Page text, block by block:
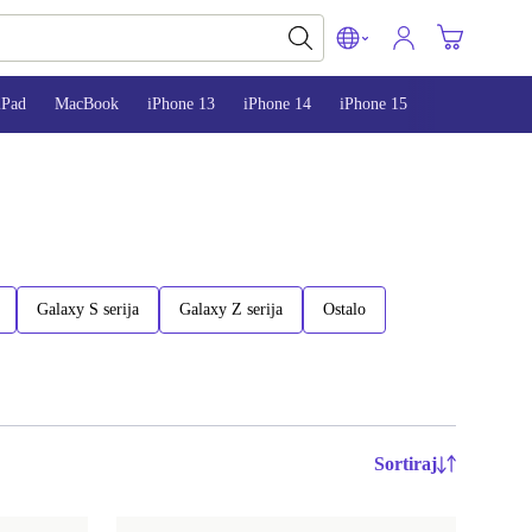
MacBook iPhone 13 iPhone 14 iPhone 15
Galaxy S serija Galaxy Z serija Ostalo
Sortiraj